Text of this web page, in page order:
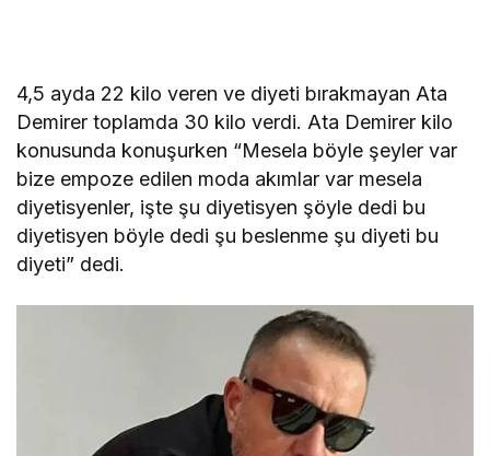
4,5 ayda 22 kilo veren ve diyeti bırakmayan Ata
Demirer toplamda 30 kilo verdi. Ata Demirer kilo
konusunda konuşurken “Mesela böyle şeyler var
bize empoze edilen moda akımlar var mesela
diyetisyenler, işte şu diyetisyen şöyle dedi bu
diyetisyen böyle dedi şu beslenme şu diyeti bu
diyeti” dedi.